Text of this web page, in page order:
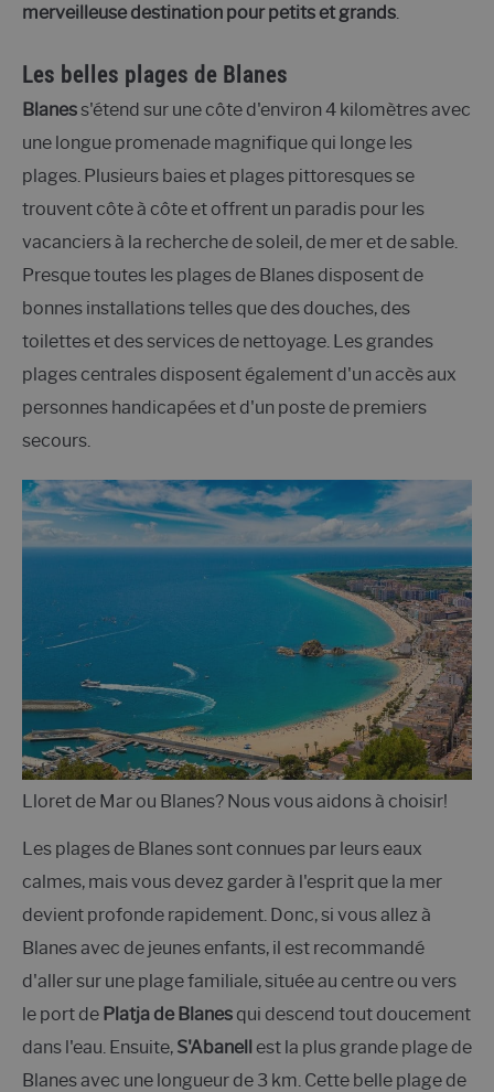
merveilleuse destination pour petits et grands
Les belles plages de Blanes
Blaness'étend sur une côte d'environ 4 kilomètres avec
une longue promenade magnifique qui longe les
plages. Plusieurs baies et plages pittoresques se
trouvent côte à côte et offrent un paradis pour les
vacanciers à la recherche de soleil, de mer et de sable.
Presque toutes les plages de Blanes disposent de
bonnes installations telles que des douches, des
toilettes et des services de nettoyage. Les grandes
plages centrales disposent également d'un accès aux
personnes handicapées et d'un poste de premiers
secours.
Lloret de Mar ou Blanes? Nous vous aidons à choisir!
Les plages de Blanes sont connues par leurs eaux
calmes, mais vous devez garder à l'esprit que la mer
devient profonde rapidement. Donc, si vous allez à
Blanes avec de jeunes enfants, il est recommandé
d'aller sur une plage familiale, située au centre ou vers
le port de Platja de Blanes qui descend tout doucement
dans l'eau. Ensuite, S'Abanell est la plus grande plage de
Blanes avec une longueur de 3 km. Cette belle plage de